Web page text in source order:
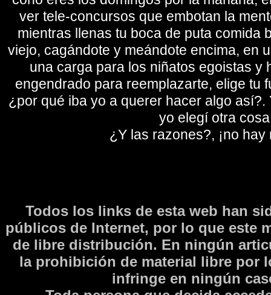
ver tele-concursos que embotan la
mientras llenas tu boca de puta comida
viejo, cagándote y meándote encima, en
una carga para los niñatos egoistas y
engendrado para reemplazarte, elige tu
¿por qué iba yo a querer hacer algo así?.
yo elegí otra
¿Y las razones?, ¡no hay
Todos los links de esta web han
públicos de Internet, por lo que este
de libre distribución. En ningún
la prohibición de material libre por
infringe en ningún